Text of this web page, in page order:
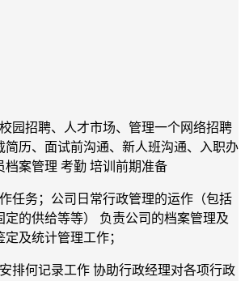
园招聘、人才市场、管理一个网络招聘
简历、面试前沟通、新人班沟通、入职办
档案管理 考勤 培训前期准备
任务；公司日常行政管理的运作（包括
定的供给等等） 负责公司的档案管理及
及统计管理工作；
排何记录工作 协助行政经理对各项行政